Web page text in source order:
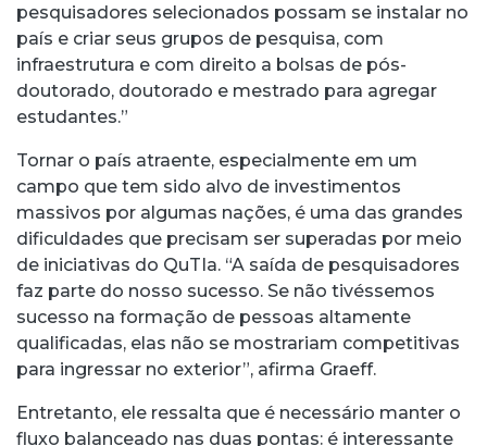
pesquisadores selecionados possam se instalar no
país e criar seus grupos de pesquisa, com
infraestrutura e com direito a bolsas de pós-
doutorado, doutorado e mestrado para agregar
estudantes.”
Tornar o país atraente, especialmente em um
campo que tem sido alvo de investimentos
massivos por algumas nações, é uma das grandes
dificuldades que precisam ser superadas por meio
de iniciativas do QuTIa. “A saída de pesquisadores
faz parte do nosso sucesso. Se não tivéssemos
sucesso na formação de pessoas altamente
qualificadas, elas não se mostrariam competitivas
para ingressar no exterior”, afirma Graeff.
Entretanto, ele ressalta que é necessário manter o
fluxo balanceado nas duas pontas: é interessante